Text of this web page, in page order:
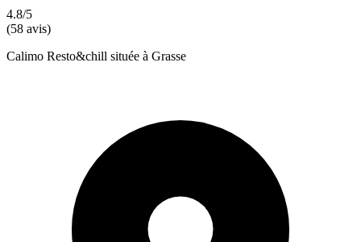
4.8/5
(58 avis)
Calimo Resto&chill située à Grasse